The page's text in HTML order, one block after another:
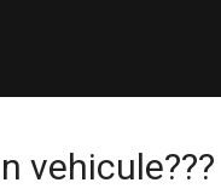
vehicule???